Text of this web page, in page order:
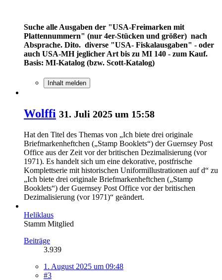
Suche alle Ausgaben der "USA-Freimarken mit
Plattennummern" (nur 4er-Stücken und größer) nach
Absprache. Dito. diverse "USA- Fiskalausgaben" - oder
auch USA-MH jeglicher Art bis zu MI 140 - zum Kauf.
Basis: MI-Katalog (bzw. Scott-Katalog)
Inhalt melden
Wolffi 31. Juli 2025 um 15:58
Hat den Titel des Themas von „Ich biete drei originale
Briefmarkenheftchen („Stamp Booklets“) der Guernsey Post
Office aus der Zeit vor der britischen Dezimalisierung (vor
1971). Es handelt sich um eine dekorative, postfrische
Komplettserie mit historischen Uniformillustrationen auf d“ zu
„Ich biete drei originale Briefmarkenheftchen („Stamp
Booklets“) der Guernsey Post Office vor der britischen
Dezimalisierung (vor 1971)“ geändert.
Heliklaus
Stamm Mitglied
Beiträge
3.939
1. August 2025 um 09:48
#3